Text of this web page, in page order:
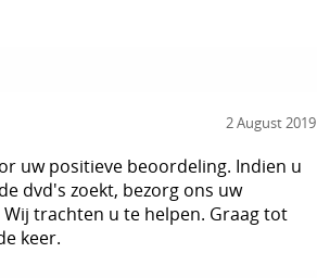
2 August 2019
uw positieve beoordeling. Indien u
dvd's zoekt, bezorg ons uw
trachten u te helpen. Graag tot
keer.